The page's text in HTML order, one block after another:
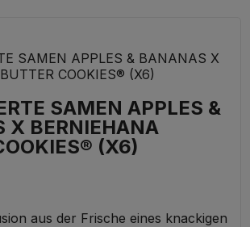
SAMEN APPLES &
X BERNIEHANA
(X6)
aus der Frische eines knackigen